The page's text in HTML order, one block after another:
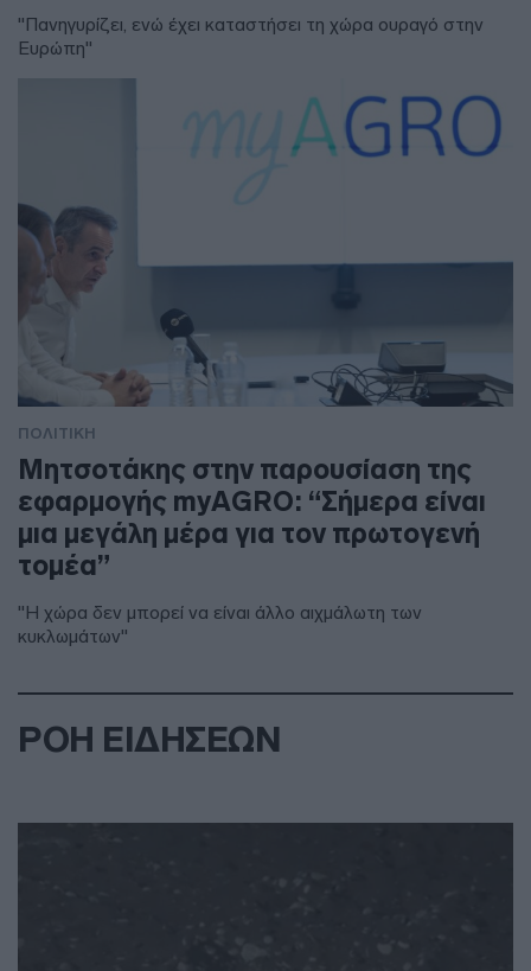
"Πανηγυρίζει, ενώ έχει καταστήσει τη χώρα ουραγό στην
Ευρώπη"
ΠΟΛΙΤΙΚΗ
Μητσοτάκης στην παρουσίαση της
εφαρμογής myAGRO: “Σήμερα είναι
μια μεγάλη μέρα για τον πρωτογενή
τομέα”
"Η χώρα δεν μπορεί να είναι άλλο αιχμάλωτη των
κυκλωμάτων"
ΡΟΗ ΕΙΔΗΣΕΩΝ